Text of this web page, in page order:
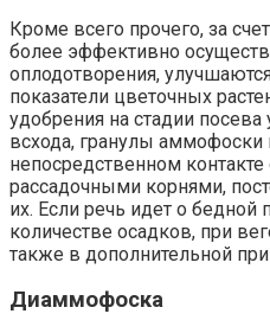
Кроме всего прочего, за
более эффективно
оплодотворения,
показатели цветочных
удобрения на стадии посева
всхода, гранулы аммофоски
непосредственном
рассадочными корнями,
их. Если речь идет о бедной
количестве осадков, при
также в дополнительной
Диаммофоска